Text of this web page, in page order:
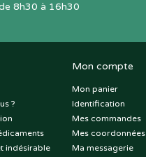
8h30 à 16h30
?
indésirable
Mon compte
Mon panier
Identification
Mes commandes
Mes coordonnées
Ma messagerie